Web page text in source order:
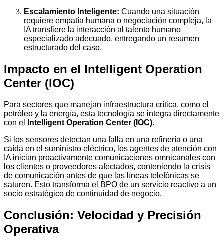
Escalamiento Inteligente: Cuando una situación
requiere empatía humana o negociación compleja, la
IA transfiere la interacción al talento humano
especializado adecuado, entregando un resumen
estructurado del caso.
Impacto en el Intelligent Operation
Center (IOC)
Para sectores que manejan infraestructura crítica, como el
petróleo y la energía, esta tecnología se integra directamente
con el
Intelligent Operation Center (IOC).
Si los sensores detectan una falla en una refinería o una
caída en el suministro eléctrico, los agentes de atención con
IA inician proactivamente comunicaciones omnicanales con
los clientes o proveedores afectados, conteniendo la crisis
de comunicación antes de que las líneas telefónicas se
saturen. Esto transforma el BPO de un servicio reactivo a un
socio estratégico de continuidad de negocio.
Conclusión: Velocidad y Precisión
Operativa